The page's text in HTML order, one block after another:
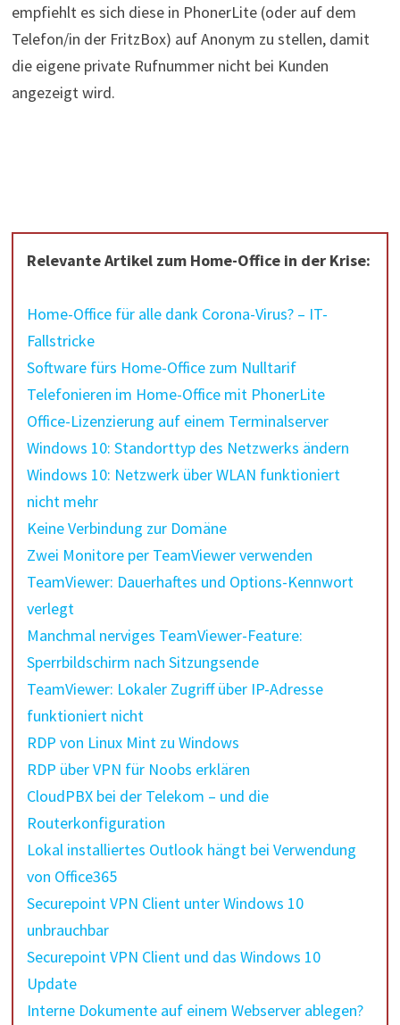
empfiehlt es sich diese in PhonerLite (oder auf dem
Telefon/in der FritzBox) auf Anonym zu stellen, damit
die eigene private Rufnummer nicht bei Kunden
angezeigt wird.
Relevante Artikel zum Home-Office in der Krise:
Home-Office für alle dank Corona-Virus? – IT-
Fallstricke
Software fürs Home-Office zum Nulltarif
Telefonieren im Home-Office mit PhonerLite
Office-Lizenzierung auf einem Terminalserver
Windows 10: Standorttyp des Netzwerks ändern
Windows 10: Netzwerk über WLAN funktioniert
nicht mehr
Keine Verbindung zur Domäne
Zwei Monitore per TeamViewer verwenden
TeamViewer: Dauerhaftes und Options-Kennwort
verlegt
Manchmal nerviges TeamViewer-Feature:
Sperrbildschirm nach Sitzungsende
TeamViewer: Lokaler Zugriff über IP-Adresse
funktioniert nicht
RDP von Linux Mint zu Windows
RDP über VPN für Noobs erklären
CloudPBX bei der Telekom – und die
Routerkonfiguration
Lokal installiertes Outlook hängt bei Verwendung
von Office365
Securepoint VPN Client unter Windows 10
unbrauchbar
Securepoint VPN Client und das Windows 10
Update
Interne Dokumente auf einem Webserver ablegen?